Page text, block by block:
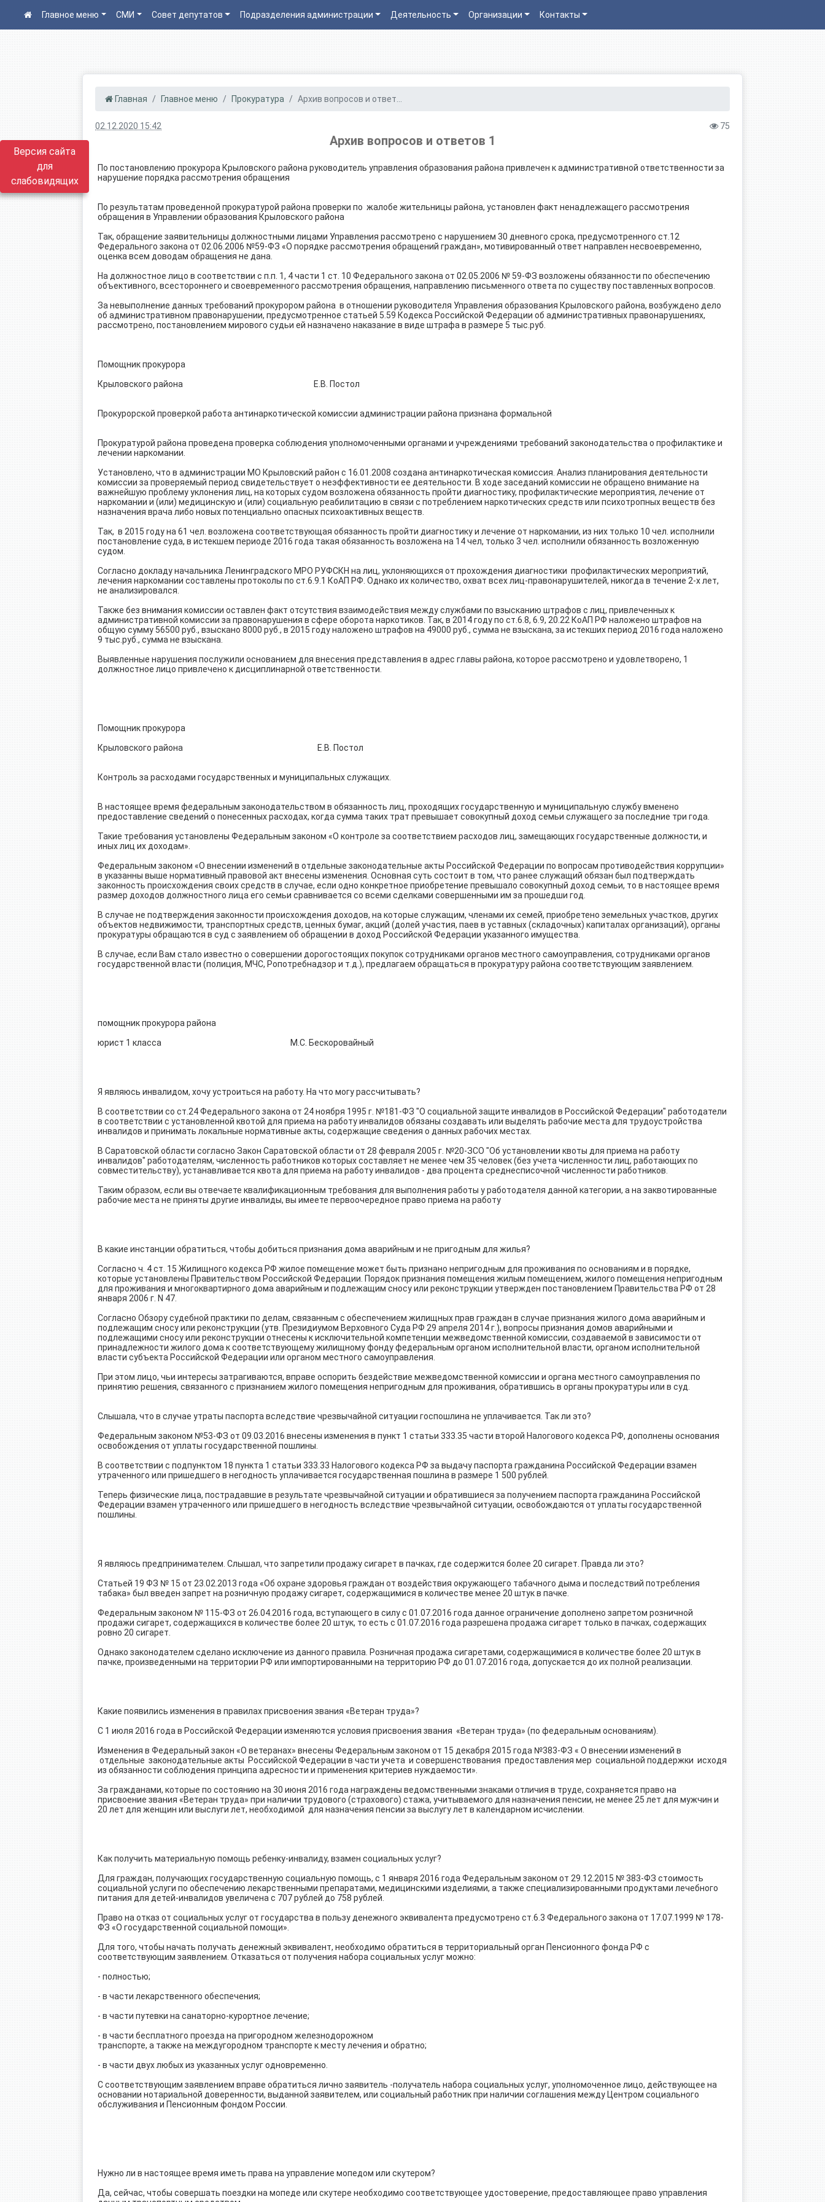
Версия сайта
для
слабовидящих
Главное меню СМИ Совет депутатов Подразделения администрации Деятельность Организации Контакты
Главная Главное меню Прокуратура Архив вопросов и ответ...
02.12.2020 15:42 75
Архив вопросов и ответов 1
По постановлению прокурора Крыловского района руководитель управления образования района привлечен к административной ответственности за
нарушение порядка рассмотрения обращения
По результатам проведенной прокуратурой района проверки по жалобе жительницы района, установлен факт ненадлежащего рассмотрения
обращения в Управлении образования Крыловского района
Так, обращение заявительницы должностными лицами Управления рассмотрено с нарушением 30 дневного срока, предусмотренного ст.12
Федерального закона от 02.06.2006 №59-ФЗ «О порядке рассмотрения обращений граждан», мотивированный ответ направлен несвоевременно,
оценка всем доводам обращения не дана.
На должностное лицо в соответствии с п.п. 1, 4 части 1 ст. 10 Федерального закона от 02.05.2006 № 59-ФЗ возложены обязанности по обеспечению
объективного, всестороннего и своевременного рассмотрения обращения, направлению письменного ответа по существу поставленных вопросов.
За невыполнение данных требований прокурором района в отношении руководителя Управления образования Крыловского района, возбуждено дело
об административном правонарушении, предусмотренное статьей 5.59 Кодекса Российской Федерации об административных правонарушениях,
рассмотрено, постановлением мирового судьи ей назначено наказание в виде штрафа в размере 5 тыс.руб.
Помощник прокурора
Крыловского района Е.В. Постол
Прокурорской проверкой работа антинаркотической комиссии администрации района признана формальной
Прокуратурой района проведена проверка соблюдения уполномоченными органами и учреждениями требований законодательства о профилактике и
лечении наркомании.
Установлено, что в администрации МО Крыловский район с 16.01.2008 создана антинаркотическая комиссия. Анализ планирования деятельности
комиссии за проверяемый период свидетельствует о неэффективности ее деятельности. В ходе заседаний комиссии не обращено внимание на
важнейшую проблему уклонения лиц, на которых судом возложена обязанность пройти диагностику, профилактические мероприятия, лечение от
наркомании и (или) медицинскую и (или) социальную реабилитацию в связи с потреблением наркотических средств или психотропных веществ без
назначения врача либо новых потенциально опасных психоактивных веществ.
Так, в 2015 году на 61 чел. возложена соответствующая обязанность пройти диагностику и лечение от наркомании, из них только 10 чел. исполнили
постановление суда, в истекшем периоде 2016 года такая обязанность возложена на 14 чел, только 3 чел. исполнили обязанность возложенную
судом.
Согласно докладу начальника Ленинградского МРО РУФСКН на лиц, уклоняющихся от прохождения диагностики профилактических мероприятий,
лечения наркомании составлены протоколы по ст.6.9.1 КоАП РФ. Однако их количество, охват всех лиц-правонарушителей, никогда в течение 2-х лет,
не анализировался.
Также без внимания комиссии оставлен факт отсутствия взаимодействия между службами по взысканию штрафов с лиц, привлеченных к
административной комиссии за правонарушения в сфере оборота наркотиков. Так, в 2014 году по ст.6.8, 6.9, 20.22 КоАП РФ наложено штрафов на
общую сумму 56500 руб., взыскано 8000 руб., в 2015 году наложено штрафов на 49000 руб., сумма не взыскана, за истекших период 2016 года наложено
9 тыс.руб., сумма не взыскана.
Выявленные нарушения послужили основанием для внесения представления в адрес главы района, которое рассмотрено и удовлетворено, 1
должностное лицо привлечено к дисциплинарной ответственности.
Помощник прокурора
Крыловского района Е.В. Постол
Контроль за расходами государственных и муниципальных служащих.
В настоящее время федеральным законодательством в обязанность лиц, проходящих государственную и муниципальную службу вменено
предоставление сведений о понесенных расходах, когда сумма таких трат превышает совокупный доход семьи служащего за последние три года.
Такие требования установлены Федеральным законом «О контроле за соответствием расходов лиц, замещающих государственные должности, и
иных лиц их доходам».
Федеральным законом «О внесении изменений в отдельные законодательные акты Российской Федерации по вопросам противодействия коррупции»
в указанны выше нормативный правовой акт внесены изменения. Основная суть состоит в том, что ранее служащий обязан был подтверждать
законность происхождения своих средств в случае, если одно конкретное приобретение превышало совокупный доход семьи, то в настоящее время
размер доходов должностного лица его семьи сравнивается со всеми сделками совершенными им за прошедши год.
В случае не подтверждения законности происхождения доходов, на которые служащим, членами их семей, приобретено земельных участков, других
объектов недвижимости, транспортных средств, ценных бумаг, акций (долей участия, паев в уставных (складочных) капиталах организаций), органы
прокуратуры обращаются в суд с заявлением об обращении в доход Российской Федерации указанного имущества.
В случае, если Вам стало известно о совершении дорогостоящих покупок сотрудниками органов местного самоуправления, сотрудниками органов
государственной власти (полиция, МЧС, Ропотребнадзор и т.д.), предлагаем обращаться в прокуратуру района соответствующим заявлением.
помощник прокурора района
юрист 1 класса М.С. Бескоровайный
Я являюсь инвалидом, хочу устроиться на работу. На что могу рассчитывать?
В соответствии со ст.24 Федерального закона от 24 ноября 1995 г. №181-ФЗ "О социальной защите инвалидов в Российской Федерации" работодатели
в соответствии с установленной квотой для приема на работу инвалидов обязаны создавать или выделять рабочие места для трудоустройства
инвалидов и принимать локальные нормативные акты, содержащие сведения о данных рабочих местах.
В Саратовской области согласно Закон Саратовской области от 28 февраля 2005 г. №20-ЗСО "Об установлении квоты для приема на работу
инвалидов" работодателям, численность работников которых составляет не менее чем 35 человек (без учета численности лиц, работающих по
совместительству), устанавливается квота для приема на работу инвалидов - два процента среднесписочной численности работников.
Таким образом, если вы отвечаете квалификационным требования для выполнения работы у работодателя данной категории, а на заквотированные
рабочие места не приняты другие инвалиды, вы имеете первоочередное право приема на работу
В какие инстанции обратиться, чтобы добиться признания дома аварийным и не пригодным для жилья?
Согласно ч. 4 ст. 15 Жилищного кодекса РФ жилое помещение может быть признано непригодным для проживания по основаниям и в порядке,
которые установлены Правительством Российской Федерации. Порядок признания помещения жилым помещением, жилого помещения непригодным
для проживания и многоквартирного дома аварийным и подлежащим сносу или реконструкции утвержден постановлением Правительства РФ от 28
января 2006 г. N 47.
Согласно Обзору судебной практики по делам, связанным с обеспечением жилищных прав граждан в случае признания жилого дома аварийным и
подлежащим сносу или реконструкции (утв. Президиумом Верховного Суда РФ 29 апреля 2014 г.), вопросы признания домов аварийными и
подлежащими сносу или реконструкции отнесены к исключительной компетенции межведомственной комиссии, создаваемой в зависимости от
принадлежности жилого дома к соответствующему жилищному фонду федеральным органом исполнительной власти, органом исполнительной
власти субъекта Российской Федерации или органом местного самоуправления.
При этом лицо, чьи интересы затрагиваются, вправе оспорить бездействие межведомственной комиссии и органа местного самоуправления по
принятию решения, связанного с признанием жилого помещения непригодным для проживания, обратившись в органы прокуратуры или в суд.
Слышала, что в случае утраты паспорта вследствие чрезвычайной ситуации госпошлина не уплачивается. Так ли это?
Федеральным законом №53-ФЗ от 09.03.2016 внесены изменения в пункт 1 статьи 333.35 части второй Налогового кодекса РФ, дополнены основания
освобождения от уплаты государственной пошлины.
В соответствии с подпунктом 18 пункта 1 статьи 333.33 Налогового кодекса РФ за выдачу паспорта гражданина Российской Федерации взамен
утраченного или пришедшего в негодность уплачивается государственная пошлина в размере 1 500 рублей.
Теперь физические лица, пострадавшие в результате чрезвычайной ситуации и обратившиеся за получением паспорта гражданина Российской
Федерации взамен утраченного или пришедшего в негодность вследствие чрезвычайной ситуации, освобождаются от уплаты государственной
пошлины.
Я являюсь предпринимателем. Слышал, что запретили продажу сигарет в пачках, где содержится более 20 сигарет. Правда ли это?
Статьей 19 ФЗ № 15 от 23.02.2013 года «Об охране здоровья граждан от воздействия окружающего табачного дыма и последствий потребления
табака» был введен запрет на розничную продажу сигарет, содержащимися в количестве менее 20 штук в пачке.
Федеральным законом № 115-ФЗ от 26.04.2016 года, вступающего в силу с 01.07.2016 года данное ограничение дополнено запретом розничной
продажи сигарет, содержащихся в количестве более 20 штук, то есть с 01.07.2016 года разрешена продажа сигарет только в пачках, содержащих
ровно 20 сигарет.
Однако законодателем сделано исключение из данного правила. Розничная продажа сигаретами, содержащимися в количестве более 20 штук в
пачке, произведенными на территории РФ или импортированными на территорию РФ до 01.07.2016 года, допускается до их полной реализации.
Какие появились изменения в правилах присвоения звания «Ветеран труда»?
С 1 июля 2016 года в Российской Федерации изменяются условия присвоения звания «Ветеран труда» (по федеральным основаниям).
Изменения в Федеральный закон «О ветеранах» внесены Федеральным законом от 15 декабря 2015 года №383-ФЗ « О внесении изменений в
отдельные законодательные акты Российской Федерации в части учета и совершенствования предоставления мер социальной поддержки исходя
из обязанности соблюдения принципа адресности и применения критериев нуждаемости».
За гражданами, которые по состоянию на 30 июня 2016 года награждены ведомственными знаками отличия в труде, сохраняется право на
присвоение звания «Ветеран труда» при наличии трудового (страхового) стажа, учитываемого для назначения пенсии, не менее 25 лет для мужчин и
20 лет для женщин или выслуги лет, необходимой для назначения пенсии за выслугу лет в календарном исчислении.
Как получить материальную помощь ребенку-инвалиду, взамен социальных услуг?
Для граждан, получающих государственную социальную помощь, с 1 января 2016 года Федеральным законом от 29.12.2015 № 383-ФЗ стоимость
социальной услуги по обеспечению лекарственными препаратами, медицинскими изделиями, а также специализированными продуктами лечебного
питания для детей-инвалидов увеличена с 707 рублей до 758 рублей.
Право на отказ от социальных услуг от государства в пользу денежного эквивалента предусмотрено ст.6.3 Федерального закона от 17.07.1999 № 178-
ФЗ «О государственной социальной помощи».
Для того, чтобы начать получать денежный эквивалент, необходимо обратиться в территориальный орган Пенсионного фонда РФ с
соответствующим заявлением. Отказаться от получения набора социальных услуг можно:
- полностью;
- в части лекарственного обеспечения;
- в части путевки на санаторно-курортное лечение;
- в части бесплатного проезда на пригородном железнодорожном
транспорте, а также на междугородном транспорте к месту лечения и обратно;
- в части двух любых из указанных услуг одновременно.
С соответствующим заявлением вправе обратиться лично заявитель -получатель набора социальных услуг, уполномоченное лицо, действующее на
основании нотариальной доверенности, выданной заявителем, или социальный работник при наличии соглашения между Центром социального
обслуживания и Пенсионным фондом России.
Нужно ли в настоящее время иметь права на управление мопедом или скутером?
Да, сейчас, чтобы совершать поездки на мопеде или скутере необходимо соответствующее удостоверение, предоставляющее право управления